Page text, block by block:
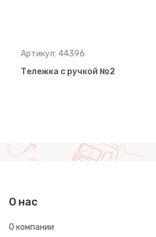
Артикул: 44396
Тележка с ручкой №2
О нас
О компании